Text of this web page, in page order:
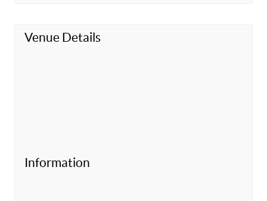
Venue Details
Information